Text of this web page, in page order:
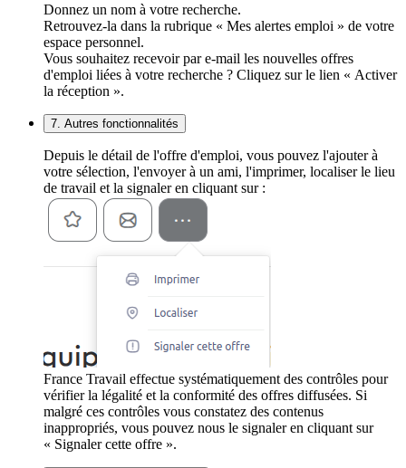
Donnez un nom à votre recherche.
Retrouvez-la dans la rubrique « Mes alertes emploi » de votre
espace personnel.
Vous souhaitez recevoir par e-mail les nouvelles offres
d'emploi liées à votre recherche ? Cliquez sur le lien « Activer
la réception ».
7. Autres fonctionnalités
Depuis le détail de l'offre d'emploi, vous pouvez l'ajouter à
votre sélection, l'envoyer à un ami, l'imprimer, localiser le lieu
de travail et la signaler en cliquant sur :
France Travail effectue systématiquement des contrôles pour
vérifier la légalité et la conformité des offres diffusées. Si
malgré ces contrôles vous constatez des contenus
inappropriés, vous pouvez nous le signaler en cliquant sur
« Signaler cette offre ».